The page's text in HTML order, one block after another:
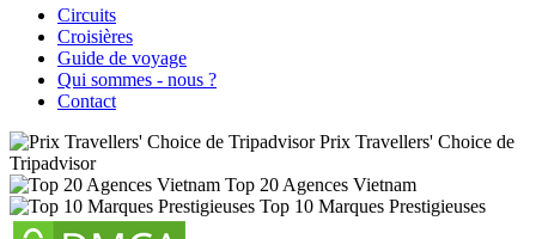
Circuits
Croisières
Guide de voyage
Qui sommes - nous ?
Contact
Prix Travellers' Choice de
Tripadvisor
Top 20 Agences Vietnam
Top 10 Marques Prestigieuses